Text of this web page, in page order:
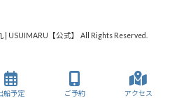
USUIMARU【公式】 All Rights Reserved.
船予定 ご予約 アクセス